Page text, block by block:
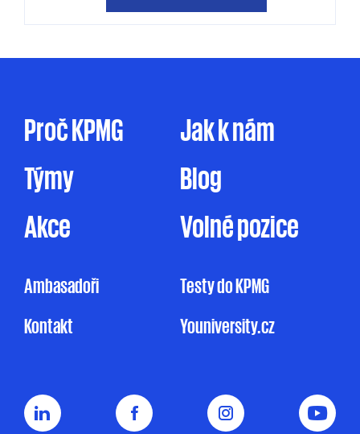
komunikace (e-mail, telefon sociální sítě, atp.),
způsobem. Zpracování osobních údajů pro
marketingové účely je prováděno ve zde
mnou udělovaného souhlasu. Pakliže souhlas
neudělím, ale ani nevznesu námitku, může
KPMG omezeně zpracovávat mé osobní údaje
pro účely marketingu na základě jejího
a mohu jej kdykoliv odvolat. Můj nesouhlas
Souhlas uděluji na dobu 5 let nebo do doby,
Proč KPMG
Jak k nám
Týmy
Blog
Akce
Volné pozice
Ambasadoři
Kontakt
Testy do KPMG
Youniversity.cz